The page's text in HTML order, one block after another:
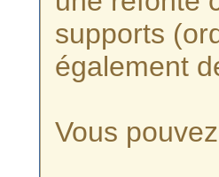
supports
également
Vous